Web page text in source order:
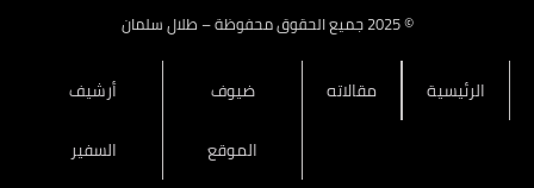
كانون ثاني 2025
© 2025 جميع الحقوق محفوظة – طلال سلمان
الرئيسية مقالاته
ضيوف
الموقع
أرشيف
السفير